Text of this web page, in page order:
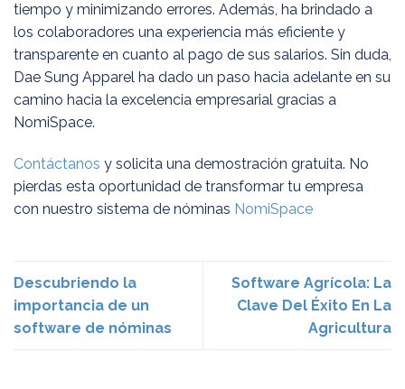
tiempo y minimizando errores. Además, ha brindado a
los colaboradores una experiencia más eficiente y
transparente en cuanto al pago de sus salarios. Sin duda,
Dae Sung Apparel ha dado un paso hacia adelante en su
camino hacia la excelencia empresarial gracias a
NomiSpace.
Contáctanos y solicita una demostración gratuita. No
pierdas esta oportunidad de transformar tu empresa
con nuestro sistema de nóminas NomiSpace
Descubriendo la
importancia de un
software de nóminas
Software Agrícola: La
Clave Del Éxito En La
Agricultura